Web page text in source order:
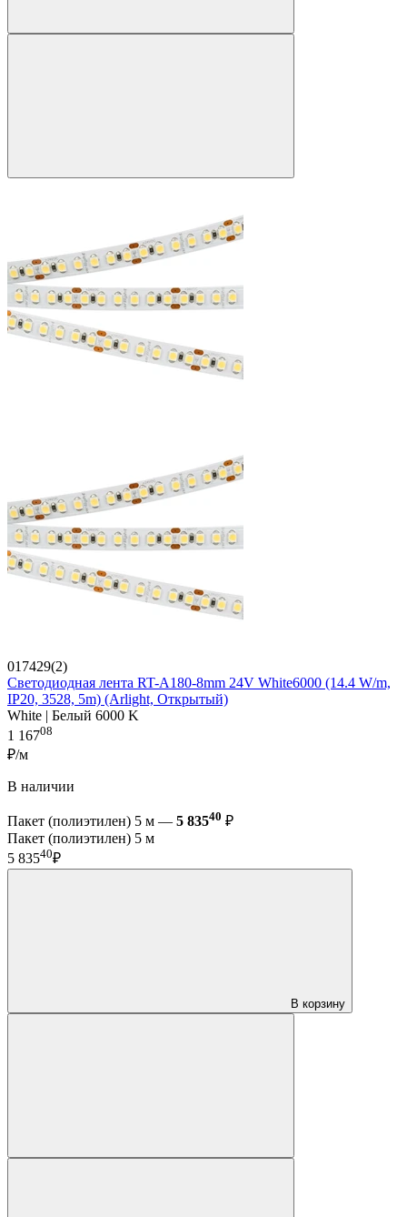
017429(2)
Светодиодная лента RT-A180-8mm 24V White6000 (14.4 W/m,
IP20, 3528, 5m) (Arlight, Открытый)
White | Белый 6000 K
1 16708
₽/м
В наличии
Пакет (полиэтилен) 5 м — 5 83540 ₽
Пакет (полиэтилен) 5 м
5 83540₽
В корзину